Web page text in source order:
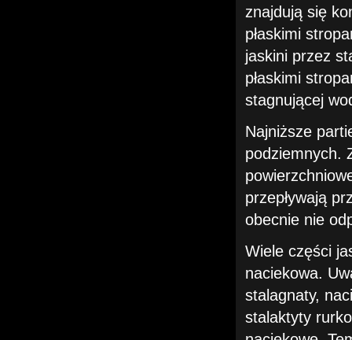
znajdują się
płaskimi
jaskini przez
płaskimi
stagnującej
Najniższe
podziemnych.
przepływają
obecnie nie
Wiele części
naciekowa.
stalagnaty,
stalaktyty